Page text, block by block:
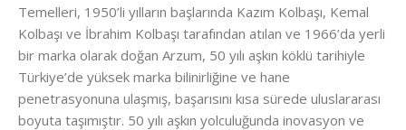
Temelleri, 1950’li yılların başlarında Kazım Kolbaşı, Kemal
Kolbaşı ve İbrahim Kolbaşı tarafından atılan ve 1966’da yerli
bir marka olarak doğan Arzum, 50 yılı aşkın köklü tarihiyle
Türkiye’de yüksek marka bilinirliğine ve hane
penetrasyonuna ulaşmış, başarısını kısa sürede uluslararası
boyuta taşımıştır. 50 yılı aşkın yolculuğunda inovasyon ve